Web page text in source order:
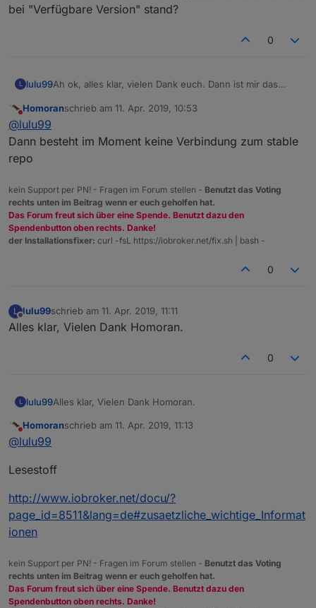
bei "Verfügbare Version" stand?
0
L lulu99Ah ok, alles klar, vielen Dank euch. Dann ist mir das
sind........die können dann ruhig auf "latest" sein.....
aber war es nicht sonst immer so, dass trotzdem etwas
Nicht stören
Homoranschrieb am 11. Apr. 2019, 10:53
zuletzt editiert von
@lulu99
Dann besteht im Moment keine Verbindung zum stable
repo
kein Support per PN! - Fragen im Forum stellen - Benutzt das Voting
rechts unten im Beitrag wenn er euch geholfen hat.
Das Forum freut sich über eine Spende. Benutzt dazu den
Spendenbutton oben rechts. Danke!
der Installationsfixer: curl -fsL https://iobroker.net/fix.sh | bash -
0
L
Offline
lulu99schrieb am 11. Apr. 2019, 11:11
zuletzt editiert von
Alles klar, Vielen Dank Homoran.
0
L lulu99Alles klar, Vielen Dank Homoran.
Nicht stören
Homoranschrieb am 11. Apr. 2019, 11:13
zuletzt editiert von
@lulu99
Lesestoff
http://www.iobroker.net/docu/?
page_id=8511&lang=de#zusaetzliche_wichtige_Informat
ionen
kein Support per PN! - Fragen im Forum stellen - Benutzt das Voting
rechts unten im Beitrag wenn er euch geholfen hat.
Das Forum freut sich über eine Spende. Benutzt dazu den
Spendenbutton oben rechts. Danke!